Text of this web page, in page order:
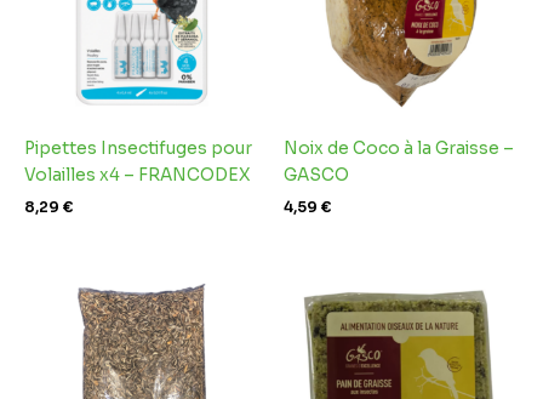
Pipettes Insectifuges pour
Volailles x4 – FRANCODEX
8,29 €
Noix de Coco à la Graisse –
GASCO
4,59 €